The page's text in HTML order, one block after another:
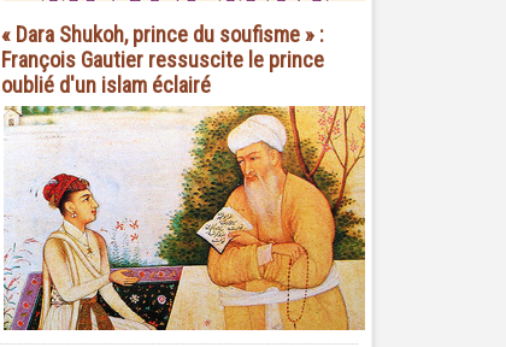
« Dara Shukoh, prince du soufisme » :
François Gautier ressuscite le prince
oublié d'un islam éclairé